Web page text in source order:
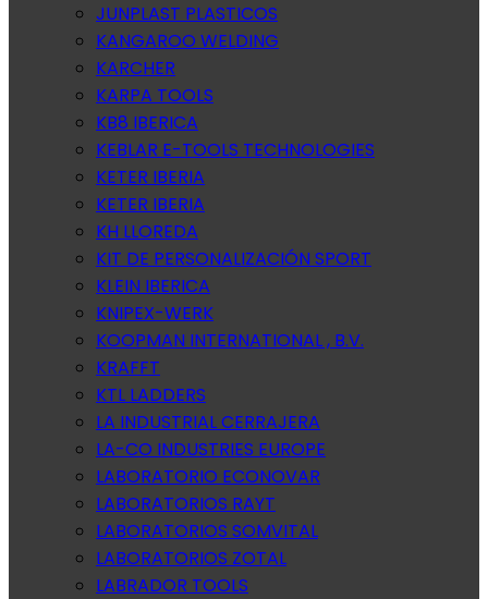
JUNPLAST PLASTICOS
KANGAROO WELDING
KARCHER
KARPA TOOLS
KB8 IBERICA
KEBLAR E-TOOLS TECHNOLOGIES
KETER IBERIA
KETER IBERIA
KH LLOREDA
KIT DE PERSONALIZACIÓN SPORT
KLEIN IBERICA
KNIPEX-WERK
KOOPMAN INTERNATIONAL , B.V.
KRAFFT
KTL LADDERS
LA INDUSTRIAL CERRAJERA
LA-CO INDUSTRIES EUROPE
LABORATORIO ECONOVAR
LABORATORIOS RAYT
LABORATORIOS SOMVITAL
LABORATORIOS ZOTAL
LABRADOR TOOLS